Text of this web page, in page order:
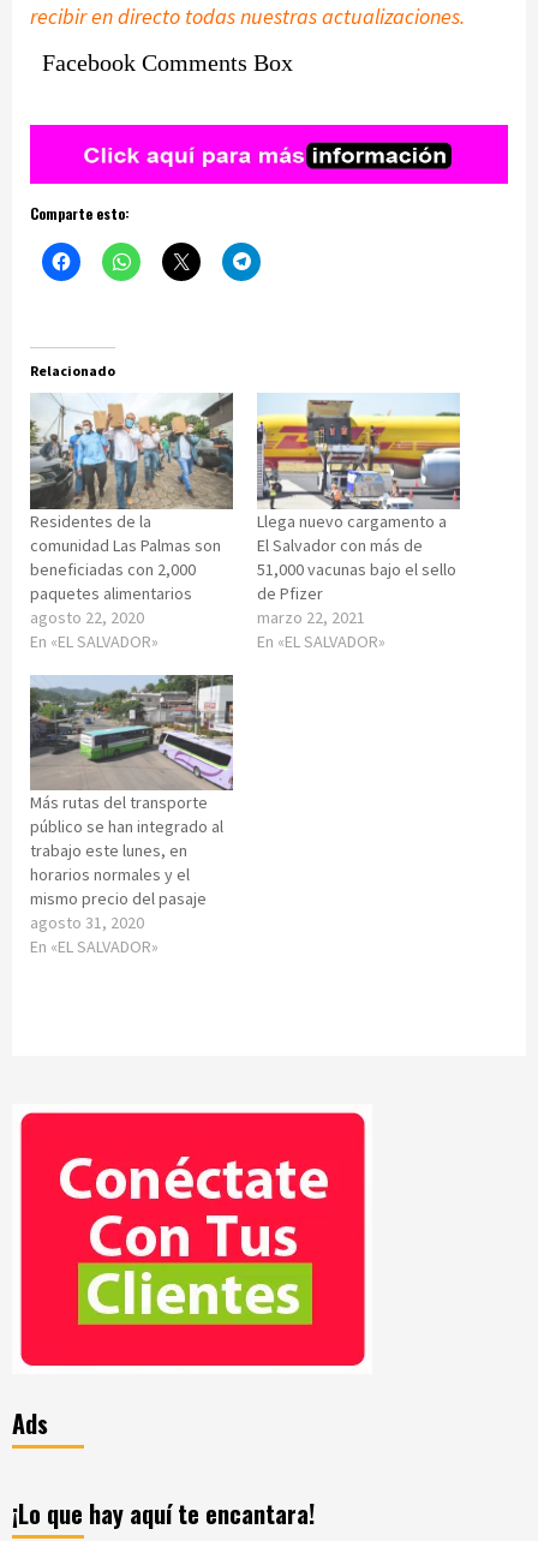
recibir en directo todas nuestras actualizaciones.
Facebook Comments Box
Comparte esto:
Relacionado
Residentes de la
comunidad Las Palmas son
beneficiadas con 2,000
paquetes alimentarios
agosto 22, 2020
En «EL SALVADOR»
Llega nuevo cargamento a
El Salvador con más de
51,000 vacunas bajo el sello
de Pfizer
marzo 22, 2021
En «EL SALVADOR»
Más rutas del transporte
público se han integrado al
trabajo este lunes, en
horarios normales y el
mismo precio del pasaje
agosto 31, 2020
En «EL SALVADOR»
Ads
¡Lo que hay aquí te encantara!